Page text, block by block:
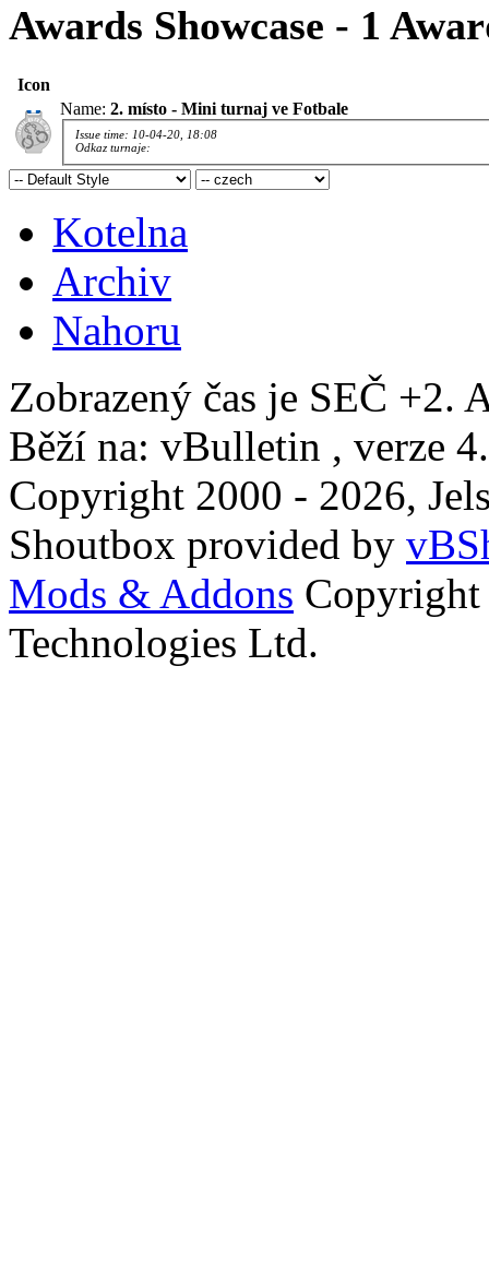
Awards Showcase - 1
Icon
Name: 2. místo - Mini turnaj ve Fotbale
Issue time: 10-04-20, 18:08
Odkaz turnaje:
Kotelna
Archiv
Nahoru
Zobrazený čas je SEČ +2.
Běží na: vBulletin , verze
Copyright 2000 - 2026,
Shoutbox provided by
Mods & Addons
Technologies Ltd.